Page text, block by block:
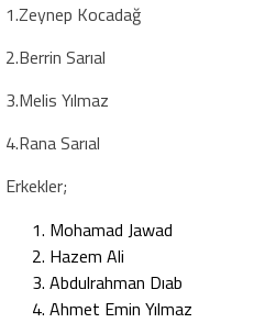
1.Zeynep Kocadağ
2.Berrin Sarıal
3.Melis Yılmaz
4.Rana Sarıal
Erkekler;
Mohamad Jawad
Hazem Ali
Abdulrahman Dıab
Ahmet Emin Yılmaz